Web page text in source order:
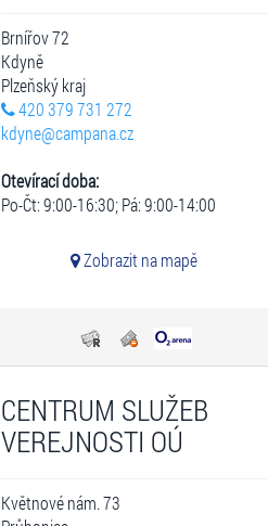
Brnířov 72
Kdyně
Plzeňský kraj
420 379 731 272
kdyne@campana.cz
Otevírací doba:
Po-Čt: 9:00-16:30; Pá: 9:00-14:00
Zobrazit na mapě
CENTRUM SLUŽEB
VEREJNOSTI OÚ
Květnové nám. 73